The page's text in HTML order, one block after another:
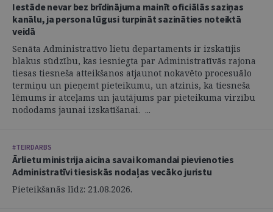
Iestāde nevar bez brīdinājuma mainīt oficiālās saziņas
kanālu, ja persona lūgusi turpināt sazināties noteiktā
veidā
Senāta Administratīvo lietu departaments ir izskatījis
blakus sūdzību, kas iesniegta par Administratīvās rajona
tiesas tiesneša atteikšanos atjaunot nokavēto procesuālo
termiņu un pieņemt pieteikumu, un atzinis, ka tiesneša
lēmums ir atceļams un jautājums par pieteikuma virzību
nododams jaunai izskatīšanai. ...
#TEIRDARBS
Ārlietu ministrija aicina savai komandai pievienoties
Administratīvi tiesiskās nodaļas vecāko juristu
Pieteikšanās līdz: 21.08.2026.